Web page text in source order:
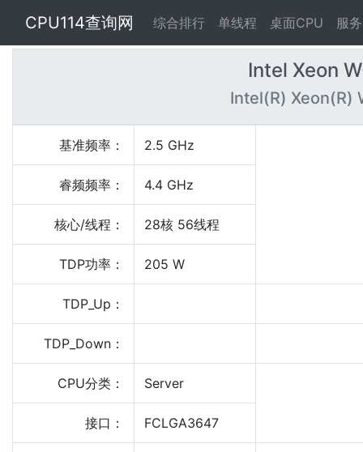
CPU114查询网 综合排行 单线程 桌面CPU 服
Intel Xeon
Intel(R) Xeon(R)
基准频率： 2.5 GHz
睿频频率： 4.4 GHz
核心/线程： 28核 56线程
TDP功率： 205 W
TDP_Up：
TDP_Down：
CPU分类： Server
接口： FCLGA3647